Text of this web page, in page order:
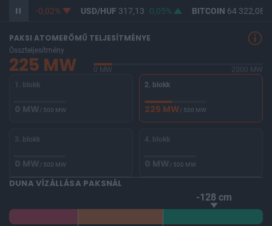
365,34 -0,02% USD/HUF317,13 0,05% BITCOIN64 322,08
PAKSI ATOMERŐMŰ TELJESÍTMÉNYE
Összteljesítmény
225 MW 0 MW
2000 MW
1. blokk
0 MW/ 500 MW
2. blokk
225 MW/ 500 MW
3. blokk
0 MW/ 500 MW
4. blokk
0 MW/ 500 MW
DUNA VÍZÁLLÁSA PAKSNÁL
-128 cm